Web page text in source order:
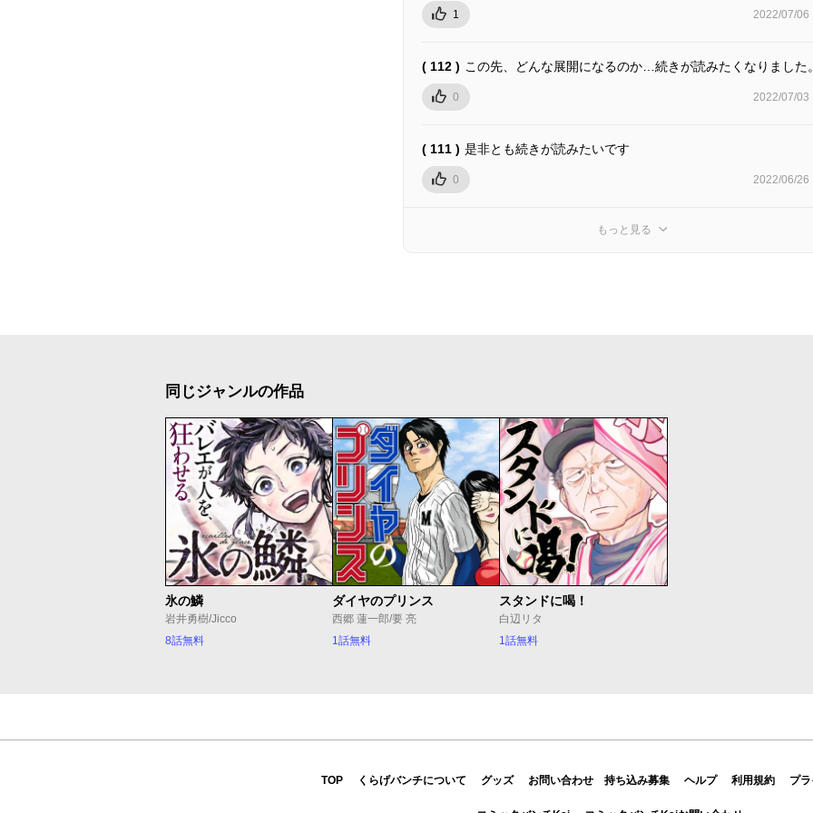
1 2022/07/06
( 112 ) この先、どんな展開になるのか…続きが読みたくなりました。
0 2022/07/03
( 111 ) 是非とも続きが読みたいです
0 2022/06/26
もっと見る
同じジャンルの作品
氷の鱗
岩井勇樹/Jicco
8話無料
ダイヤのプリンス
西郷 蓮一郎/要 亮
1話無料
スタンドに喝！
白辺リタ
1話無料
TOP くらげバンチについて グッズ お問い合わせ 持ち込み募集 ヘルプ 利用規約 プ